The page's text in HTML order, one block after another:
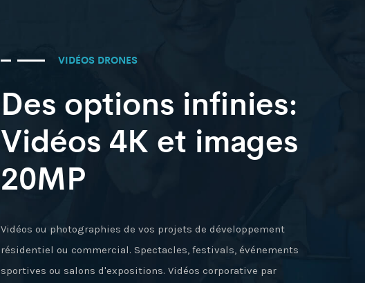
VIDÉOS DRONES
Des options infinies:
Vidéos 4K et images
20MP
Vidéos ou photographies de vos projets de développement
résidentiel ou commercial. Spectacles, festivals, événements
sportives ou salons d'expositions. Vidéos corporative par